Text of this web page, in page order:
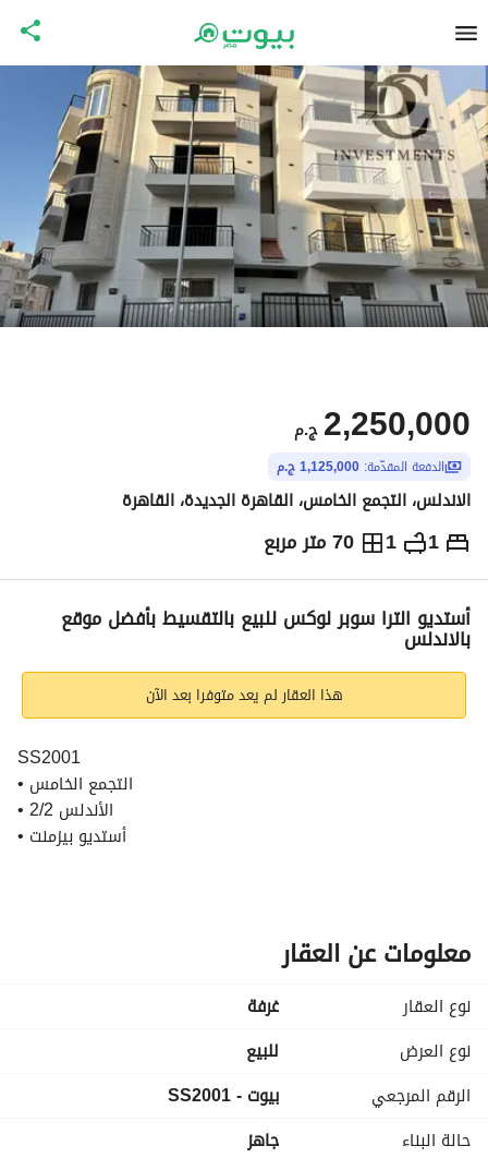
ج.م 2,250,000
الدفعة المقدّمة: 1,125,000 ج.م
الاندلس، التجمع الخامس، القاهرة الجديدة، القاهرة
1
1 70 متر مربع ج.م2,250,000
التفاصيل الاتجاهات والمؤشرات رهن عقاري
أستديو الترا سوبر لوكس للبيع بالتقسيط بأفضل موقع
بالاندلس
هذا العقار لم يعد متوفرا بعد الآن
SS2001
• التجمع الخامس
• ⁠الأندلس 2/2
• ⁠أستديو بيزمنت
• ⁠وامام كمبوند شركه PRE وخطوات من نجمه هيليوبوليس
• ⁠اقساط علي 6 شهور
معلومات عن العقار
نوع العقار
غرفة
نوع العرض
للبيع
الرقم المرجعي
بيوت - SS2001
حالة البناء
جاهز